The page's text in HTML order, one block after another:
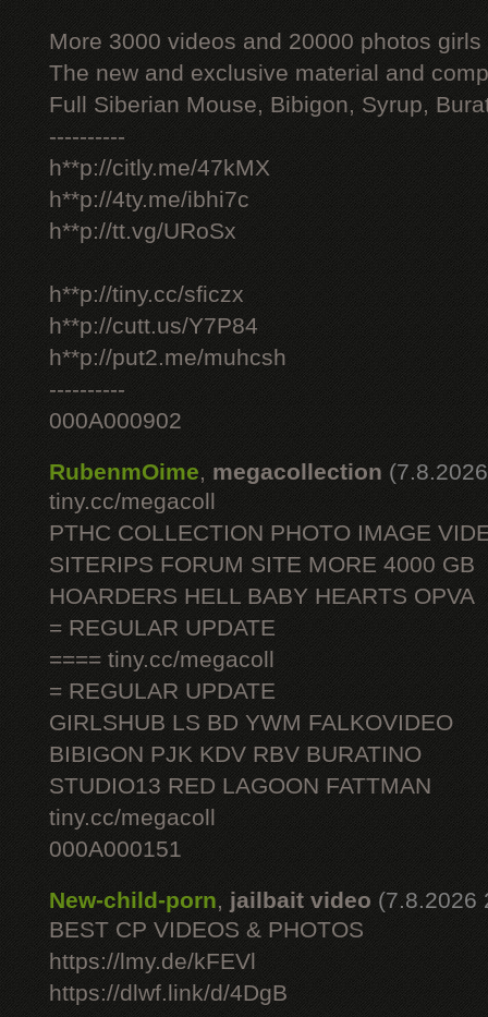
More 3000 videos and 20000 photos
The new and exclusive material and
Full Siberian Mouse, Bibigon, Syrup,
----------
h**p://citly.me/47kMX
h**p://4ty.me/ibhi7c
h**p://tt.vg/URoSx
h**p://tiny.cc/sficzx
h**p://cutt.us/Y7P84
h**p://put2.me/muhcsh
----------
000A000902
RubenmOime, megacollection
tiny.cc/megacoll
PTHC COLLECTION PHOTO IMAGE
SITERIPS FORUM SITE MORE 4000 GB
HOARDERS HELL BABY HEARTS OPVA
= REGULAR UPDATE
==== tiny.cc/megacoll
= REGULAR UPDATE
GIRLSHUB LS BD YWM FALKOVIDEO
BIBIGON PJK KDV RBV BURATINO
STUDIO13 RED LAGOON FATTMAN
tiny.cc/megacoll
000A000151
New-child-porn, jailbait video (7.8.2026
BEST CP VIDEOS & PHOTOS
https://lmy.de/kFEVl
https://dlwf.link/d/4DgB